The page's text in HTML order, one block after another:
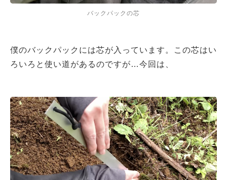
バックパックの芯
僕のバックパックには芯が入っています。この芯はい
ろいろと使い道があるのですが…今回は、